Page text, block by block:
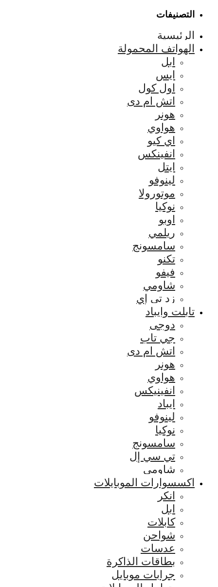
التصنيفات
الرئيسية
الهواتف المحمولة
ابل
ايس
اول كول
اتش ام دى
هونر
هواوي
اي كيو
انفينكس
ايتل
لينوفو
موتورولا
نوكيا
اوبو
ريلمي
سامسونج
تكنو
فيفو
شاومي
زد تي إي
تابلت وايباد
دوجى
جي تاب
اتش ام دى
هونر
هواوي
انفينيكس
ايباد
لينوفو
نوكيا
سامسونج
تي سي إل
شاومي
اكسسوارات الموبايلات
انكر
ابل
كابلات
شواحن
عدسات
بطاقات الذاكرة
جرابات موبايل